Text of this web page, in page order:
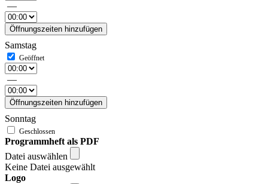
—
Öffnungszeiten hinzufügen
Samstag
—
Öffnungszeiten hinzufügen
Sonntag
Programmheft als PDF
Datei auswählen
Keine Datei ausgewählt
Logo